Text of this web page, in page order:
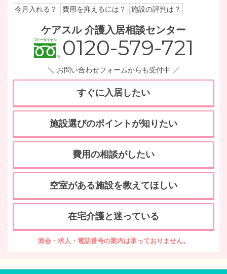
今月入れる？ 費用を抑えるには？ 施設の評判は？
ケアスル 介護入居相談センター
0120-579-721
お問い合わせフォームからも受付中
すぐに入居したい
施設選びのポイントが知りたい
費用の相談がしたい
空室がある施設を教えてほしい
在宅介護と迷っている
面会・求人・電話番号の案内は承っておりません。